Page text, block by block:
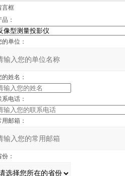
言框
：
单位：
姓名：
电话：
邮箱：
：